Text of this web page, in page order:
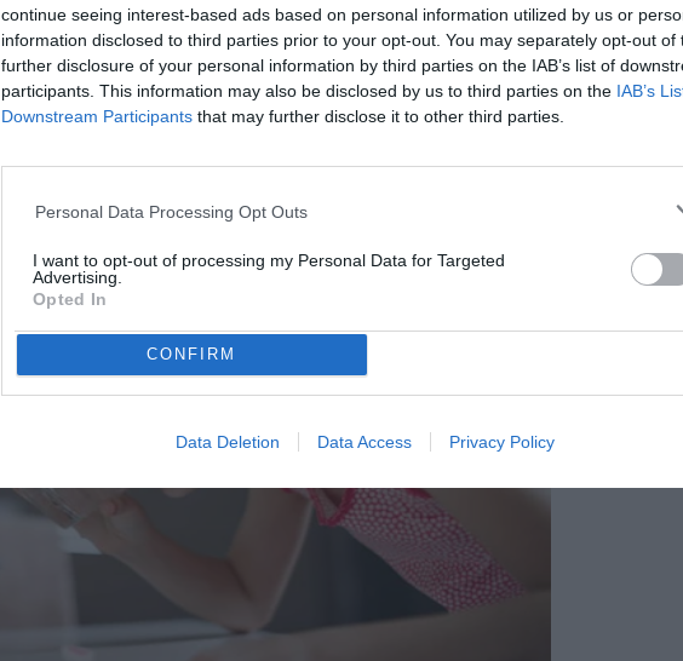
continue seeing interest-based ads based on personal information utilized by us or
information disclosed to third parties prior to your opt-out. You may separately opt-out of
further disclosure of your personal information by third parties on the IAB’s list of
participants. This information may also be disclosed by us to third parties on the IAB’s
Downstream Participants that may further disclose it to other third parties.
Personal Data Processing Opt Outs
I want to opt-out of processing my Personal Data for Targeted
Advertising.
Opted In
CONFIRM
Data Deletion Data Access Privacy Policy